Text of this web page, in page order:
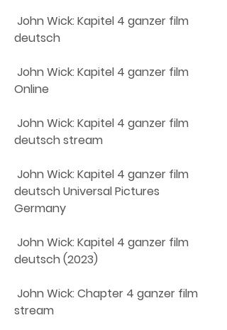
deutsch
Online
deutsch stream
deutsch Universal Pictures
Germany
deutsch (2023)
stream